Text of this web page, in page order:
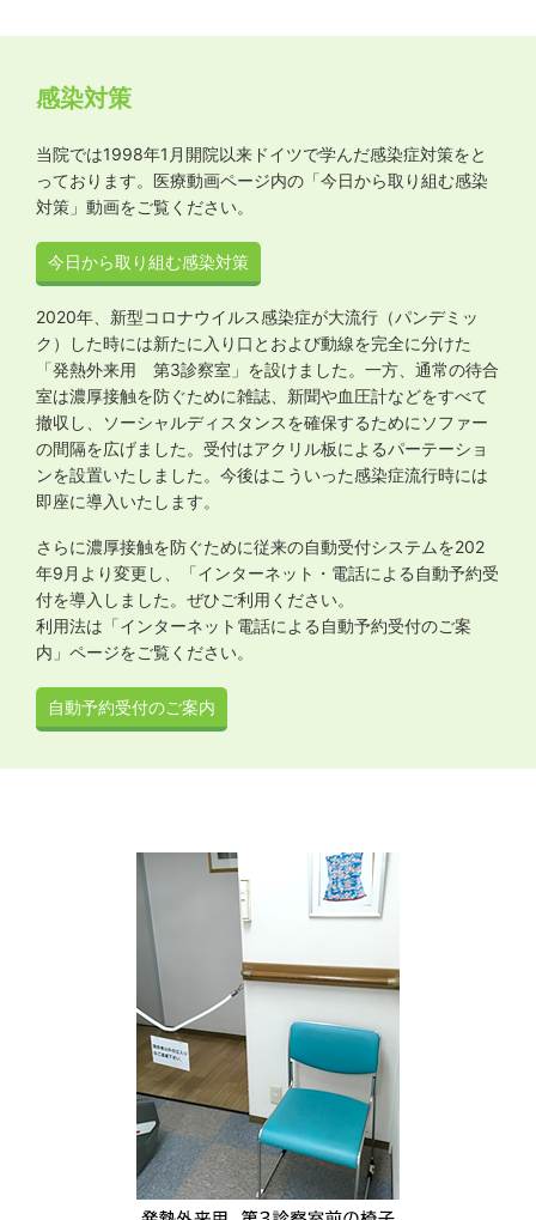
感染対策
当院では1998年1月開院以来ドイツで学んだ感染症対策をと
っております。医療動画ページ内の「今日から取り組む感染
対策」動画をご覧ください。
今日から取り組む感染対策
2020年、新型コロナウイルス感染症が大流行（パンデミッ
ク）した時には新たに入り口とおよび動線を完全に分けた
「発熱外来用 第3診察室」を設けました。一方、通常の待合
室は濃厚接触を防ぐために雑誌、新聞や血圧計などをすべて
撤収し、ソーシャルディスタンスを確保するためにソファー
の間隔を広げました。受付はアクリル板によるパーテーショ
ンを設置いたしました。今後はこういった感染症流行時には
即座に導入いたします。
さらに濃厚接触を防ぐために従来の自動受付システムを202
年9月より変更し、「インターネット・電話による自動予約受
付を導入しました。ぜひご利用ください。
利用法は「インターネット電話による自動予約受付のご案
内」ページをご覧ください。
自動予約受付のご案内